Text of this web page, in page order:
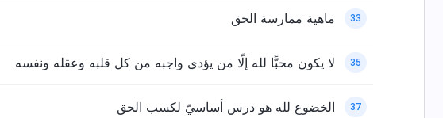
33 ماهية ممارسة الحق
35 لا يكون محبًّا لله إلّا من يؤدي واجبه من كل قلبه وعقله ونفسه
37 الخضوع لله هو درس أساسيّ لكسب الحق